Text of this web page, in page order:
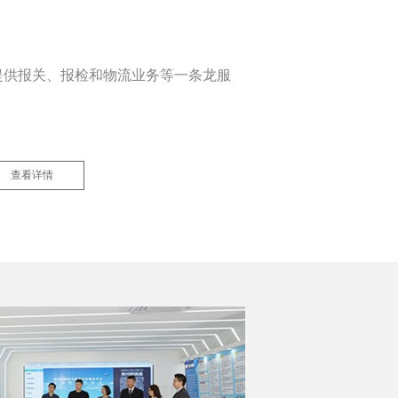
报关、报检和物流业务等一条龙服
查看详情